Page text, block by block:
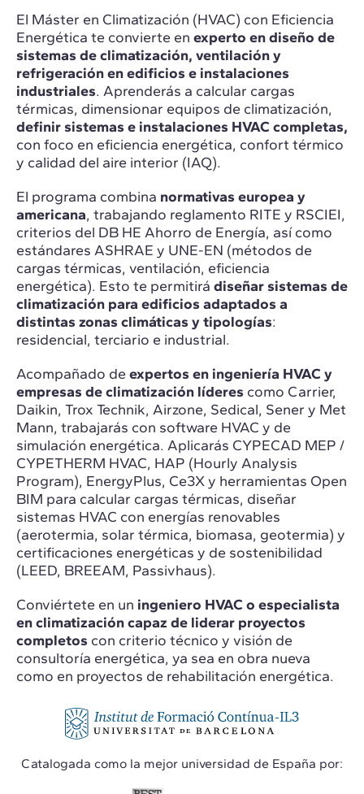
El Máster en Climatización (HVAC) con Eficiencia
Energética te convierte en experto en diseño de
sistemas de climatización, ventilación y
refrigeración en edificios e instalaciones
industriales. Aprenderás a calcular cargas
térmicas, dimensionar equipos de climatización,
definir sistemas e instalaciones HVAC completas,
con foco en eficiencia energética, confort térmico
y calidad del aire interior (IAQ).
El programa combina normativas europea y
americana, trabajando reglamento RITE y RSCIEI,
criterios del DB HE Ahorro de Energía, así como
estándares ASHRAE y UNE-EN (métodos de
cargas térmicas, ventilación, eficiencia
energética). Esto te permitirá diseñar sistemas de
climatización para edificios adaptados a
distintas zonas climáticas y tipologías:
residencial, terciario e industrial.
Acompañado de expertos en ingeniería HVAC y
empresas de climatización líderes como Carrier,
Daikin, Trox Technik, Airzone, Sedical, Sener y Met
Mann, trabajarás con software HVAC y de
simulación energética. Aplicarás CYPECAD MEP /
CYPETHERM HVAC, HAP (Hourly Analysis
Program), EnergyPlus, Ce3X y herramientas Open
BIM para calcular cargas térmicas, diseñar
sistemas HVAC con energías renovables
(aerotermia, solar térmica, biomasa, geotermia) y
certificaciones energéticas y de sostenibilidad
(LEED, BREEAM, Passivhaus).
Conviértete en un ingeniero HVAC o especialista
en climatizacióncapaz de liderar proyectos
completos con criterio técnico y visión de
consultoría energética, ya sea en obra nueva
como en proyectos de rehabilitación energética.
Catalogada como la mejor universidad de España por: